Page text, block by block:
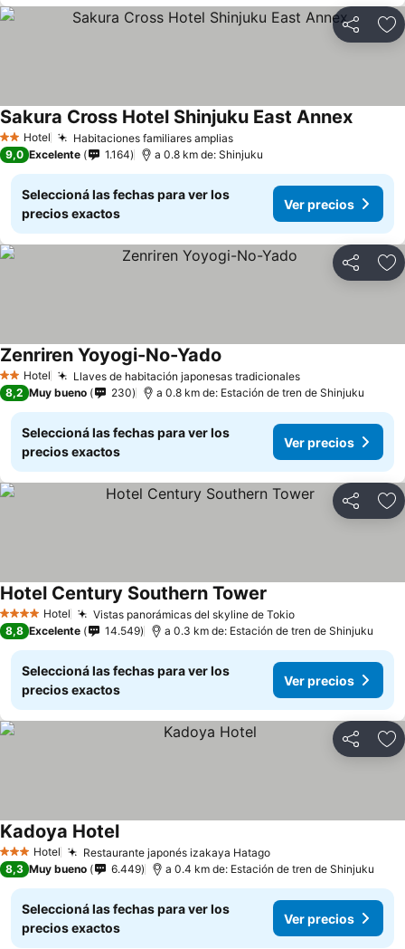
Compartir
2 Estrellas
Hotel Habitaciones familiares amplias
Sakura Cross Hotel Shinjuku East Annex
9,0 Excelente 1.164 a 0.8 km de: Shinjuku
Seleccioná las fechas para ver los
precios exactos
Ver precios
Compartir
2 Estrellas
Hotel Llaves de habitación japonesas tradicionales
Zenriren Yoyogi-No-Yado
8,2 Muy bueno 230 a 0.8 km de: Estación de tren de Shinjuku
Seleccioná las fechas para ver los
precios exactos
Ver precios
Compartir
4 EstrellasHotel Vistas panorámicas del skyline de Tokio
Hotel Century Southern Tower
8,8 Excelente 14.549 a 0.3 km de: Estación de tren de Shinjuku
Seleccioná las fechas para ver los
precios exactos
Ver precios
Compartir
3 Estrellas
Hotel Restaurante japonés izakaya Hatago
Kadoya Hotel
8,3 Muy bueno 6.449 a 0.4 km de: Estación de tren de Shinjuku
Seleccioná las fechas para ver los
precios exactos
Ver precios